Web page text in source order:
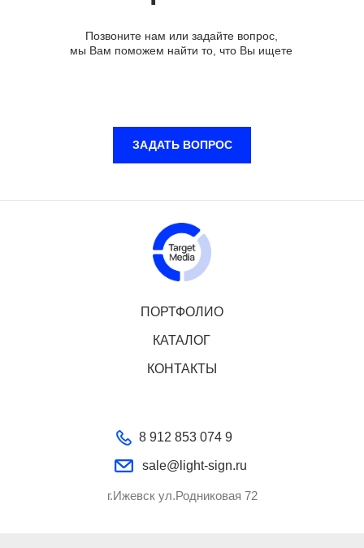
Позвоните нам или задайте вопрос,
мы Вам поможем найти то, что Вы ищете
ЗАДАТЬ ВОПРОС
г.Ижевск ул.Родниковая 72
ПОРТФОЛИО
КАТАЛОГ
КОНТАКТЫ
8 912 853 074 9
sale@light-sign.ru